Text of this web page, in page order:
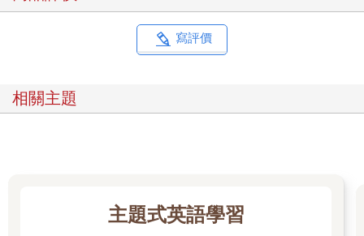
寫評價
相關主題
主題式英語學習